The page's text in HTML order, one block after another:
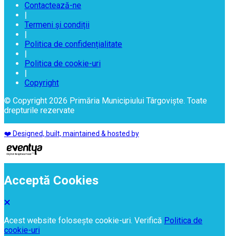
Contactează-ne
Termeni și condiții
Politica de confidențialitate
Politica de cookie-uri
Copyright
© Copyright 2026 Primăria Municipiului Târgoviște. Toate
drepturile rezervate
❤️ Designed, built, maintained & hosted by
Acceptă Cookies
Acest website folosește cookie-uri. Verifică Politica de
cookie-uri